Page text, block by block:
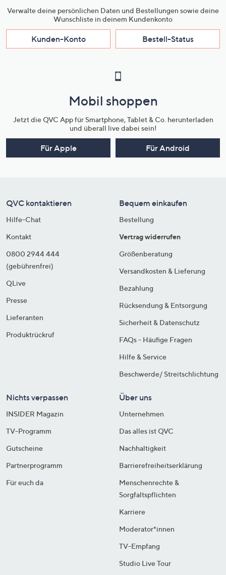
Verwalte deine persönlichen Daten und Bestellungen sowie deine
Wunschliste in deinem Kundenkonto
Kunden-Konto Bestell-Status
Mobil shoppen
Jetzt die QVC App für Smartphone, Tablet & Co. herunterladen
und überall live dabei sein!
Für Apple Für Android
QVC kontaktieren
Hilfe-Chat
Kontakt
0800 2944 444
(gebührenfrei)
QLive
Presse
Lieferanten
Produktrückruf
Bequem einkaufen
Bestellung
Vertrag widerrufen
Größenberatung
Versandkosten & Lieferung
Bezahlung
Rücksendung & Entsorgung
Sicherheit & Datenschutz
FAQs - Häufige Fragen
Hilfe & Service
Beschwerde/ Streitschlichtung
Nichts verpassen
INSIDER Magazin
TV-Programm
Gutscheine
Partnerprogramm
Für euch da
Über uns
Unternehmen
Das alles ist QVC
Nachhaltigkeit
Barrierefreiheitserklärung
Menschenrechte &
Sorgfaltspflichten
Karriere
Moderator*innen
TV-Empfang
Studio Live Tour